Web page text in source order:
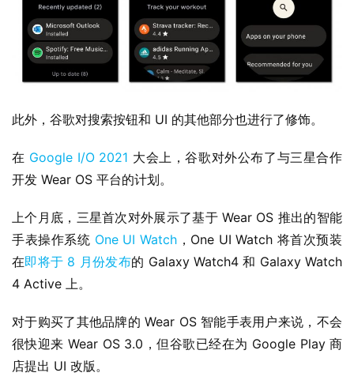
i
n
0
P
C
件
安
此外，谷歌对搜索按钮和 UI 的其他部分也进行了修饰。
在 Google I/O 2021 大会上，谷歌对外公布了与三星合作
开发 Wear OS 平台的计划。
上个月底，三星首次对外展示了基于 Wear OS 推出的智能
手表操作系统 One UI Watch ，One UI Watch 将首次预装
在即将于 8 月份发布的 Galaxy Watch4 和 Galaxy Watch
4 Active 上。
对于购买了其他品牌的 Wear OS 智能手表用户来说，不会
很快迎来 Wear OS 3.0，但谷歌已经在为 Google Play 商
店提出 UI 改版。